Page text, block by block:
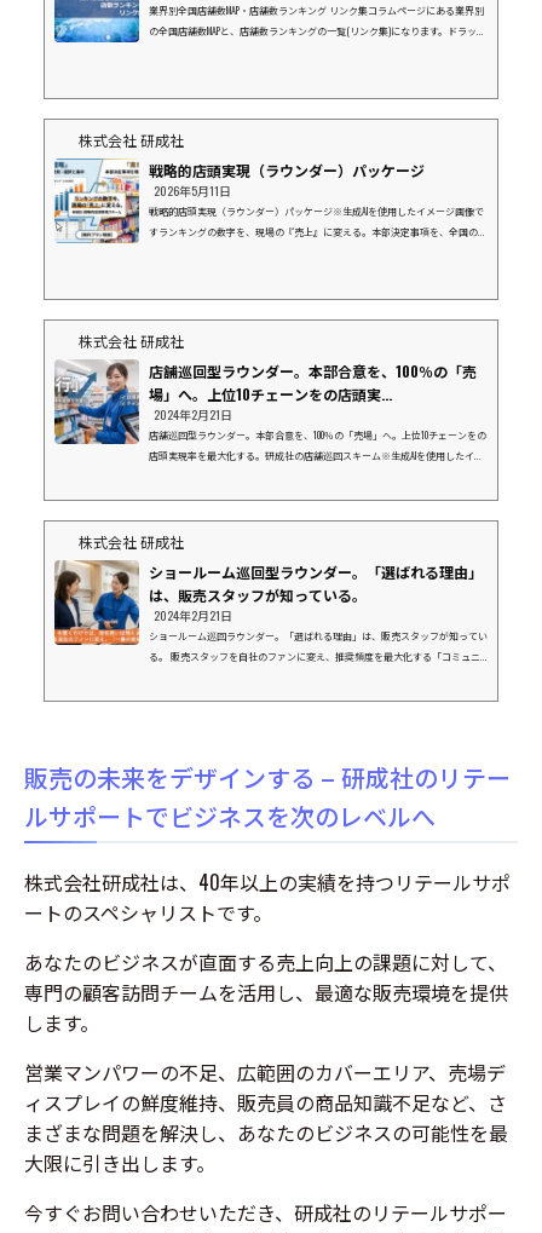
業界別全国店舗数MAP・店舗数ランキング リンク集コラムページにある業界別
の全国店舗数MAPと、店舗数ランキングの一覧(リンク集)になります。ドラッグ
ケット業界⇒店数ランキングイオンマルエツライフ西友ヨークベニマルダイエ
株式会社 研成社
戦略的店頭実現（ラウンダー）パッケージ
2026年5月11日
戦略的店頭実現（ラウンダー）パッケージ※生成AIを使用したイメージ画像で
すランキングの数字を、現場の『売上』に変える。本部決定事項を、全国の現
促物が届いているはずなのに、活用されず眠っている」データ上の導入率が10
株式会社 研成社
店舗巡回型ラウンダー。本部合意を、100％の「売
場」へ。上位10チェーンをの店頭実...
2024年2月21日
店舗巡回型ラウンダー。本部合意を、100％の「売場」へ。上位10チェーンをの
店頭実現率を最大化する。研成社の店舗巡回スキーム※生成AIを使用したイメ
て年間数千万円規模の機会損失（チャンスロス）に繋がっています。 店舗数
回しにさ...
株式会社 研成社
ショールーム巡回型ラウンダー。「選ばれる理由」
は、販売スタッフが知っている。
2024年2月21日
ショールーム巡回ラウンダー。「選ばれる理由」は、販売スタッフが知ってい
る。 販売スタッフを自社のファンに変え、推奨頻度を最大化する「コミュニ
れだけ素晴...
販売の未来をデザインする – 研成社のリテー
ルサポートでビジネスを次のレベルへ
株式会社研成社は、40年以上の実績を持つリテールサポ
ートのスペシャリストです。
あなたのビジネスが直面する売上向上の課題に対して、
専門の顧客訪問チームを活用し、最適な販売環境を提供
します。
営業マンパワーの不足、広範囲のカバーエリア、売場デ
ィスプレイの鮮度維持、販売員の商品知識不足など、さ
まざまな問題を解決し、あなたのビジネスの可能性を最
大限に引き出します。
今すぐお問い合わせいただき、研成社のリテールサポー